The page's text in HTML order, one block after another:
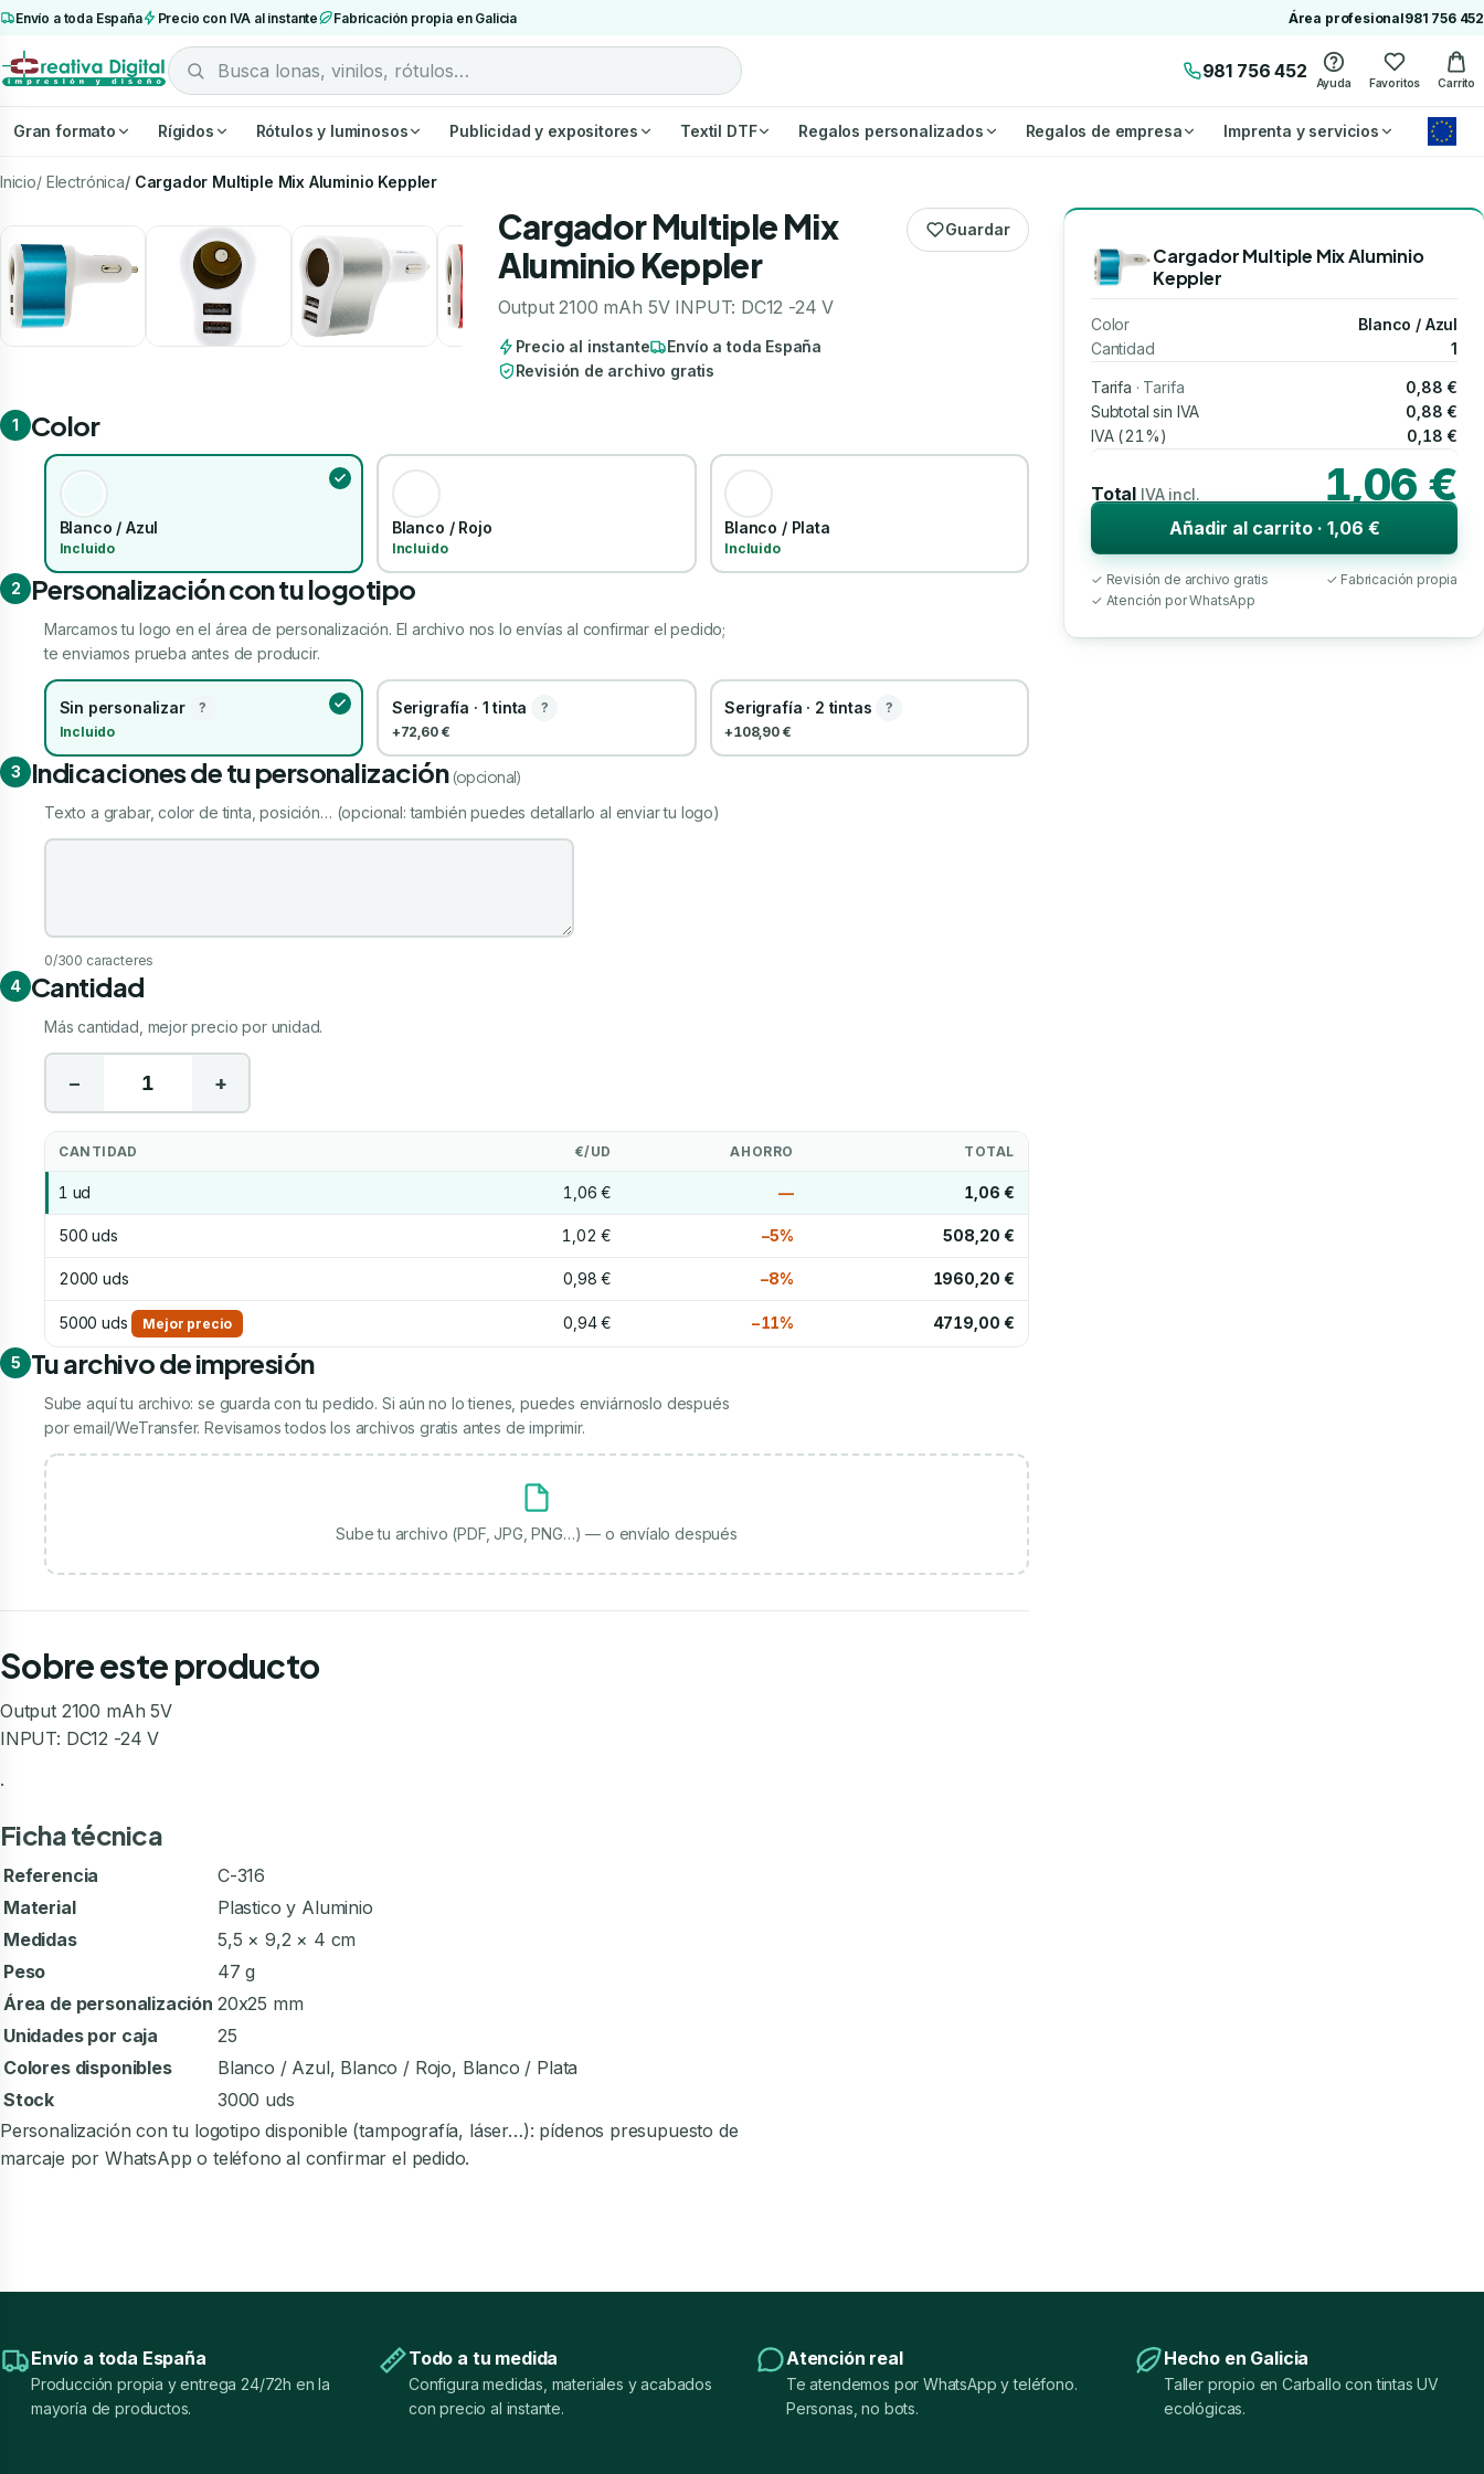
Envío a toda España Precio con IVA al instante Fabricación propia en Galicia Área profesional981 756 452
981 756 452
Ayuda Favoritos Carrito
Gran formato Rígidos Rótulos y luminosos Publicidad y expositores Textil DTF Regalos personalizados Regalos de empresa Imprenta y servicios
Inicio Electrónica Cargador Multiple Mix Aluminio Keppler
Cargador Multiple Mix
Aluminio Keppler
Guardar
Output 2100 mAh 5V INPUT: DC12 -24 V
Precio al instante
Envío a toda España
Revisión de archivo gratis
1 Color
Blanco / Azul
Incluido
Blanco / Rojo
Incluido
Blanco / Plata
Incluido
2 Personalización con tu logotipo
Marcamos tu logo en el área de personalización. El archivo nos lo envías al confirmar el pedido;
te enviamos prueba antes de producir.
Sin personalizar
?
Incluido
Serigrafía · 1 tinta
?
+72,60 €
Serigrafía · 2 tintas
?
+108,90 €
3 Indicaciones de tu personalización (opcional)
Texto a grabar, color de tinta, posición… (opcional: también puedes detallarlo al enviar tu logo)
Indicaciones de tu personalización
0/300 caracteres
4 Cantidad
Más cantidad, mejor precio por unidad.
− +
CANTIDAD €/UD AHORRO TOTAL
1 ud 1,06 € — 1,06 €
500 uds 1,02 € −5% 508,20 €
2000 uds 0,98 € −8% 1960,20 €
5000 uds Mejor precio 0,94 € −11% 4719,00 €
5 Tu archivo de impresión
Sube aquí tu archivo: se guarda con tu pedido. Si aún no lo tienes, puedes enviárnoslo después
por email/WeTransfer. Revisamos todos los archivos gratis antes de imprimir.
Sube tu archivo (PDF, JPG, PNG…) — o envíalo después
Sobre este producto
Output 2100 mAh 5V
INPUT: DC12 -24 V
.
Ficha técnica
Referencia
C-316
Material
Plastico y Aluminio
Medidas
5,5 × 9,2 × 4 cm
Peso
47 g
Área de personalización 20x25 mm
Unidades por caja
25
Colores disponibles
Blanco / Azul, Blanco / Rojo, Blanco / Plata
Stock
3000 uds
Personalización con tu logotipo disponible (tampografía, láser…): pídenos presupuesto de
marcaje por WhatsApp o teléfono al confirmar el pedido.
Cargador Multiple Mix Aluminio
Keppler
Color
Blanco / Azul
Cantidad
1
Tarifa · Tarifa
0,88 €
Subtotal sin IVA
0,88 €
IVA (21%)
0,18 €
Total IVA incl. 1,06 €
Añadir al carrito · 1,06 €
✓ Revisión de archivo gratis
✓ Fabricación propia
✓ Atención por WhatsApp
Envío a toda España
Producción propia y entrega 24/72h en la
mayoría de productos.
Todo a tu medida
Configura medidas, materiales y acabados
con precio al instante.
Atención real
Te atendemos por WhatsApp y teléfono.
Personas, no bots.
Hecho en Galicia
Taller propio en Carballo con tintas UV
ecológicas.